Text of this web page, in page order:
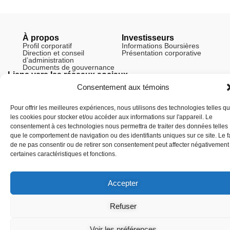
Consentement aux témoins
Pour offrir les meilleures expériences, nous utilisons des technologies telles
les cookies pour stocker et/ou accéder aux informations sur l'appareil. Le
consentement à ces technologies nous permettra de traiter des données telles
que le comportement de navigation ou des identifiants uniques sur ce site. Le
de ne pas consentir ou de retirer son consentement peut affecter négativement
certaines caractéristiques et fonctions.
Accepter
Refuser
© Copyright 2026 Arianne Phosphate – Tous droits réservés.
Conçu et alimenté parGlobal One Media.
À propos
Profil corporatif
Direction et conseil
d’administration
Documents de gouvernance
Investisseurs
Informations Boursières
Présentation corporative
Liens vers les réseaux sociaux